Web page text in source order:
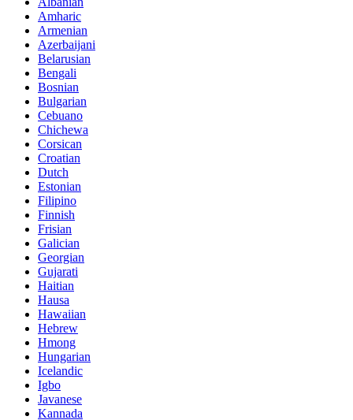
Amharic
Armenian
Azerbaijani
Belarusian
Bengali
Bosnian
Bulgarian
Cebuano
Chichewa
Corsican
Croatian
Dutch
Estonian
Filipino
Finnish
Frisian
Galician
Georgian
Gujarati
Haitian
Hausa
Hawaiian
Hebrew
Hmong
Hungarian
Icelandic
Igbo
Javanese
Kannada